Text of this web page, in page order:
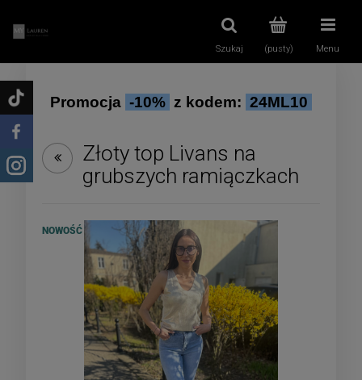
(pusty)
Szukaj Menu
Promocja -10% z kodem: 24ML10
Złoty top Livans na
grubszych ramiączkach
NOWOŚĆ